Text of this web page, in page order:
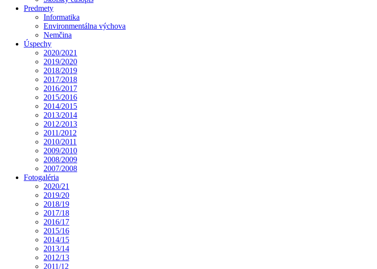
Predmety
Informatika
Environmentálna výchova
Nemčina
Úspechy
2020/2021
2019/2020
2018/2019
2017/2018
2016/2017
2015/2016
2014/2015
2013/2014
2012/2013
2011/2012
2010/2011
2009/2010
2008/2009
2007/2008
Fotogaléria
2020/21
2019/20
2018/19
2017/18
2016/17
2015/16
2014/15
2013/14
2012/13
2011/12